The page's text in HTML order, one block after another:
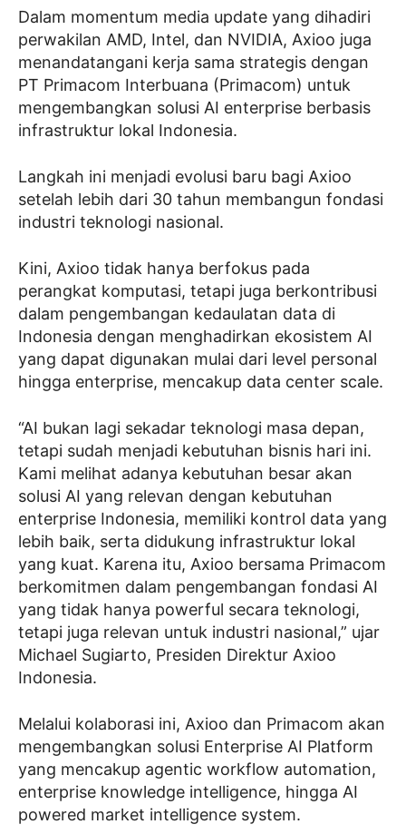
Dalam momentum media update yang dihadiri
perwakilan AMD, Intel, dan NVIDIA, Axioo juga
menandatangani kerja sama strategis dengan
PT Primacom Interbuana (Primacom) untuk
mengembangkan solusi AI enterprise berbasis
infrastruktur lokal Indonesia.
Langkah ini menjadi evolusi baru bagi Axioo
setelah lebih dari 30 tahun membangun fondasi
industri teknologi nasional.
Kini, Axioo tidak hanya berfokus pada
perangkat komputasi, tetapi juga berkontribusi
dalam pengembangan kedaulatan data di
Indonesia dengan menghadirkan ekosistem AI
yang dapat digunakan mulai dari level personal
hingga enterprise, mencakup data center scale.
“AI bukan lagi sekadar teknologi masa depan,
tetapi sudah menjadi kebutuhan bisnis hari ini.
Kami melihat adanya kebutuhan besar akan
solusi AI yang relevan dengan kebutuhan
enterprise Indonesia, memiliki kontrol data yang
lebih baik, serta didukung infrastruktur lokal
yang kuat. Karena itu, Axioo bersama Primacom
berkomitmen dalam pengembangan fondasi AI
yang tidak hanya powerful secara teknologi,
tetapi juga relevan untuk industri nasional,” ujar
Michael Sugiarto, Presiden Direktur Axioo
Indonesia.
Melalui kolaborasi ini, Axioo dan Primacom akan
mengembangkan solusi Enterprise AI Platform
yang mencakup agentic workflow automation,
enterprise knowledge intelligence, hingga AI
powered market intelligence system.